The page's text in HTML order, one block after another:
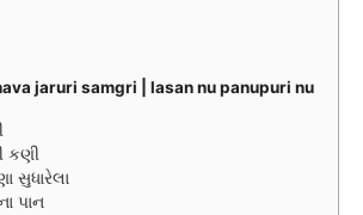
jaruri samgri | lasan nu panupuri nu
કણી
સુધારેલા
પાન